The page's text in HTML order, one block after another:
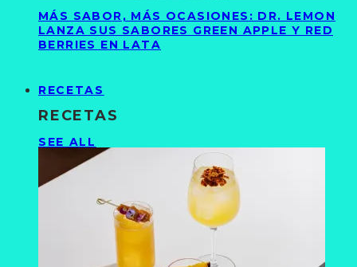
MÁS SABOR, MÁS OCASIONES: DR. LEMON
LANZA SUS SABORES GREEN APPLE Y RED
BERRIES EN LATA
RECETAS
RECETAS
SEE ALL